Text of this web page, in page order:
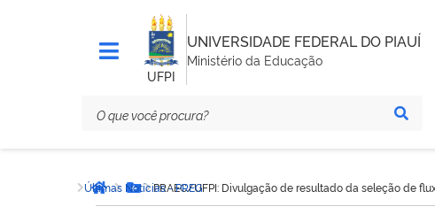
UFPI
UNIVERSIDADE FEDERAL DO PIAUÍ
Ministério da Educação
está
aqui:Página inicial
Botão Menu
Últimas Notícias - PREGPRAEC/UFPI: Divulgação de resultado da seleção de